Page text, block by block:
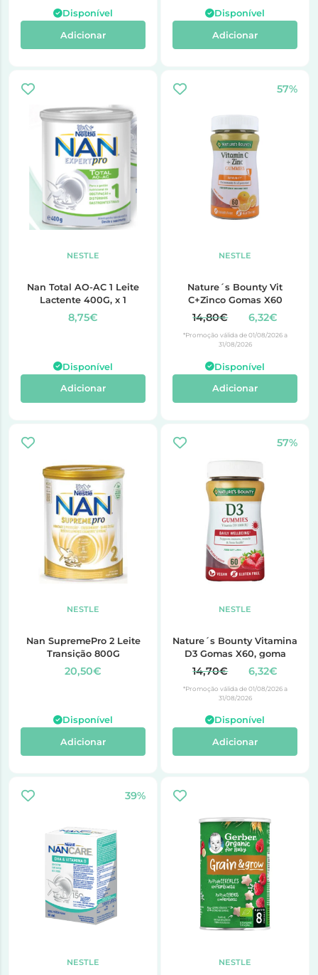
Disponível
Adicionar
Disponível
Adicionar
NESTLE
Nan Total AO-AC 1 Leite
Lactente 400G, x 1
8,75€
Disponível
Adicionar
57%
NESTLE
Nature´s Bounty Vit
C+Zinco Gomas X60
14,80€ 6,32€
*Promoção válida de 01/08/2026 a
31/08/2026
Disponível
Adicionar
NESTLE
Nan SupremePro 2 Leite
Transição 800G
20,50€
Disponível
Adicionar
57%
NESTLE
Nature´s Bounty Vitamina
D3 Gomas X60, goma
14,70€ 6,32€
*Promoção válida de 01/08/2026 a
31/08/2026
Disponível
Adicionar
39%
NESTLE NESTLE